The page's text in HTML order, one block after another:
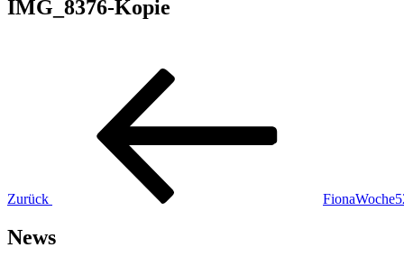
IMG_8376-Kopie
Beitragsnavigation
Zurück
News